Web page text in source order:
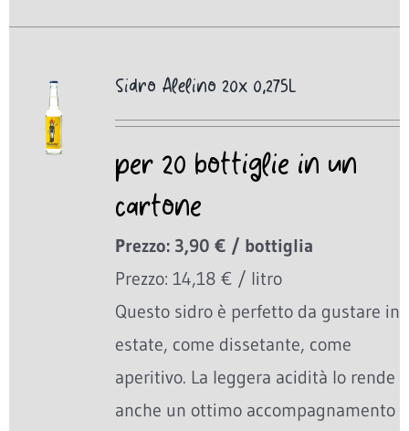
Sidro Alelino 20x 0,275L
per 20 bottiglie in un
cartone
Prezzo: 3,90 € / bottiglia
Prezzo: 14,18 € / litro
Questo sidro è perfetto da gustare in
estate, come dissetante, come
aperitivo. La leggera acidità lo rende
anche un ottimo accompagnamento